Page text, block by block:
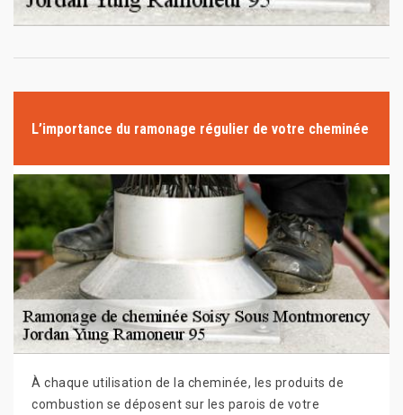
L’importance du ramonage régulier de votre cheminée
À chaque utilisation de la cheminée, les produits de
combustion se déposent sur les parois de votre